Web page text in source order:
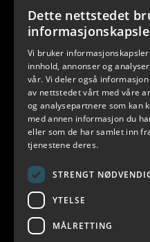
CSP ENGRO AS
Forhandler av
UTV, Mopedbil,
Båt, Vannscooter,
redskaper for skog /
Dette nettstedet
Vi bruker
innhold, annonser og
vår. Vi deler også
av nettstedet vårt med våre
og analysepartnere som kan
med annen informasjon du
eller som de har samlet inn
tjenestene deres.
STRENGT
YTELSE
MÅLRETTING